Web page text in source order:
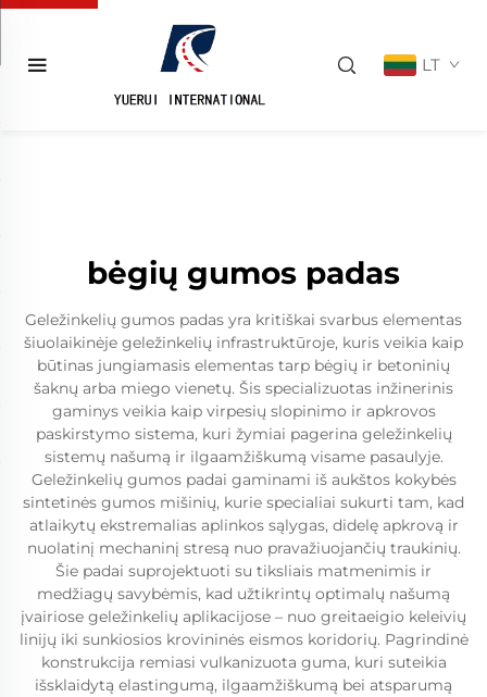
LT
bėgių gumos padas
Geležinkelių gumos padas yra kritiškai svarbus elementas
šiuolaikinėje geležinkelių infrastruktūroje, kuris veikia kaip
būtinas jungiamasis elementas tarp bėgių ir betoninių
šaknų arba miego vienetų. Šis specializuotas inžinerinis
gaminys veikia kaip virpesių slopinimo ir apkrovos
paskirstymo sistema, kuri žymiai pagerina geležinkelių
sistemų našumą ir ilgaamžiškumą visame pasaulyje.
Geležinkelių gumos padai gaminami iš aukštos kokybės
sintetinės gumos mišinių, kurie specialiai sukurti tam, kad
atlaikytų ekstremalias aplinkos sąlygas, didelę apkrovą ir
nuolatinį mechaninį stresą nuo pravažiuojančių traukinių.
Šie padai suprojektuoti su tiksliais matmenimis ir
medžiagų savybėmis, kad užtikrintų optimalų našumą
įvairiose geležinkelių aplikacijose – nuo greitaeigio keleivių
linijų iki sunkiosios krovininės eismos koridorių. Pagrindinė
konstrukcija remiasi vulkanizuota guma, kuri suteikia
išsklaidytą elastingumą, ilgaamžiškumą bei atsparumą